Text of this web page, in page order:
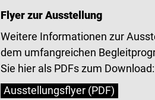
Flyer zur Ausstellung
Weitere Informationen zur
dem umfangreichen
Sie hier als PDFs zum Download:
Ausstellungsflyer (PDF)